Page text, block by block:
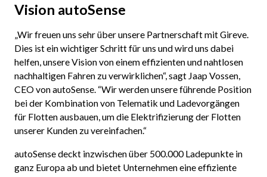
Vision autoSense
„Wir freuen uns sehr über unsere Partnerschaft mit Gireve.
Dies ist ein wichtiger Schritt für uns und wird uns dabei
helfen, unsere Vision von einem effizienten und nahtlosen
nachhaltigen Fahren zu verwirklichen“, sagt Jaap Vossen,
CEO von autoSense. “Wir werden unsere führende Position
bei der Kombination von Telematik und Ladevorgängen
für Flotten ausbauen, um die Elektrifizierung der Flotten
unserer Kunden zu vereinfachen.“
autoSense deckt inzwischen über 500.000 Ladepunkte in
ganz Europa ab und bietet Unternehmen eine effiziente